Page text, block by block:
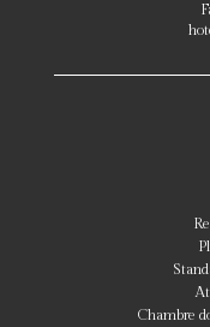
Chambre